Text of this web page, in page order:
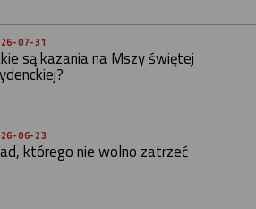
07-31
są kazania na Mszy świętej
06-23
którego nie wolno zatrzeć